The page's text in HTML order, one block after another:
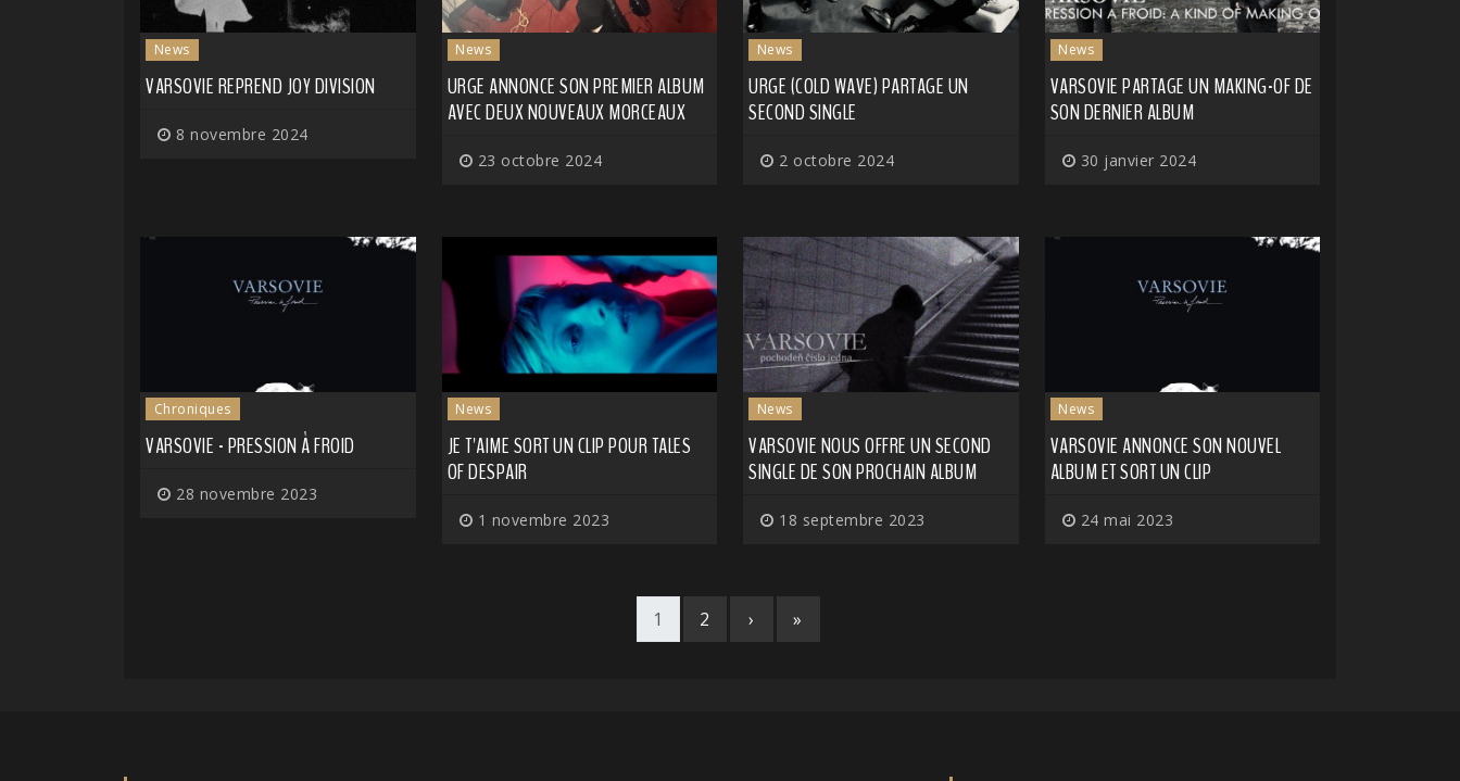
News
VARSOVIE REPREND JOY DIVISION
8 novembre 2024
News
URGE ANNONCE SON PREMIER ALBUM
AVEC DEUX NOUVEAUX MORCEAUX
23 octobre 2024
News
URGE (COLD WAVE) PARTAGE UN
SECOND SINGLE
2 octobre 2024
News
VARSOVIE PARTAGE UN MAKING-OF DE
SON DERNIER ALBUM
30 janvier 2024
Chroniques
VARSOVIE - PRESSION À FROID
28 novembre 2023
News
JE T'AIME SORT UN CLIP POUR TALES
OF DESPAIR
1 novembre 2023
News
VARSOVIE NOUS OFFRE UN SECOND
SINGLE DE SON PROCHAIN ALBUM
18 septembre 2023
News
VARSOVIE ANNONCE SON NOUVEL
ALBUM ET SORT UN CLIP
24 mai 2023
1 2 › »